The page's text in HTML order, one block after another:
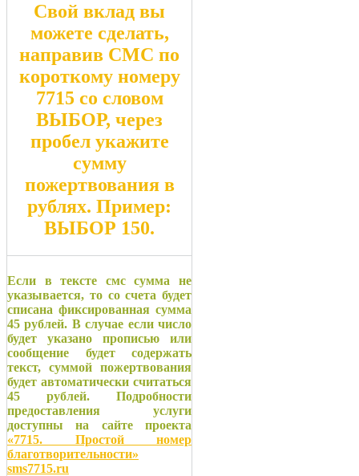
Свой вклад вы
можете сделать,
направив СМС по
короткому номеру
7715 со словом
ВЫБОР, через
пробел укажите
сумму
пожертвования в
рублях. Пример:
ВЫБОР 150.
Если в тексте смс сумма не
указывается, то со счета будет
списана фиксированная сумма
45 рублей. В случае если число
будет указано прописью или
сообщение будет содержать
текст, суммой пожертвования
будет автоматически считаться
45 рублей. Подробности
предоставления услуги
доступны на сайте проекта
«7715. Простой номер
благотворительности»
sms7715.ru